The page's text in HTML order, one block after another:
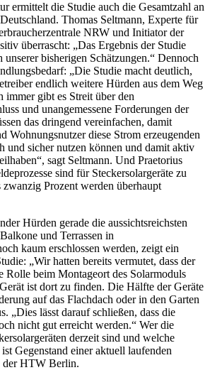
ermittelt die Studie auch die Gesamtzahl an
Thomas Seltmann, Experte für
NRW und Initiator der
überrascht: „Das Ergebnis der Studie
bisherigen Schätzungen.“ Dennoch
„Die Studie macht deutlich,
endlich weitere Hürden aus dem Weg
immer gibt es Streit über den
und unangemessene Forderungen der
das dringend vereinfachen, damit
Wohnungsnutzer diese Strom erzeugenden
und sicher nutzen können und damit aktiv
sagt Seltmann. Und Praetorius
sind für Steckersolargeräte zu
Prozent werden überhaupt
Hürden gerade die aussichtsreichsten
und Terrassen in
kaum erschlossen werden, zeigt ein
„Wir hatten bereits vermutet, dass der
Rolle beim Montageort des Solarmoduls
ist dort zu finden. Die Hälfte der Geräte
auf das Flachdach oder in den Garten
„Dies lässt darauf schließen, dass die
nicht gut erreicht werden.“ Wer die
derzeit sind und welche
Gegenstand einer aktuell laufenden
der HTW Berlin.